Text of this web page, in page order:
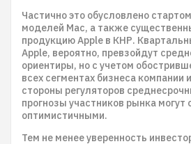
Частично это обусловлено
моделей Mac, а также
продукцию Apple в КНР.
Apple, вероятно, превзойдут
ориентиры, но с учетом
всех сегментах бизнеса компании
стороны регуляторов
прогнозы участников рынка
оптимистичными.
Тем не менее уверенность